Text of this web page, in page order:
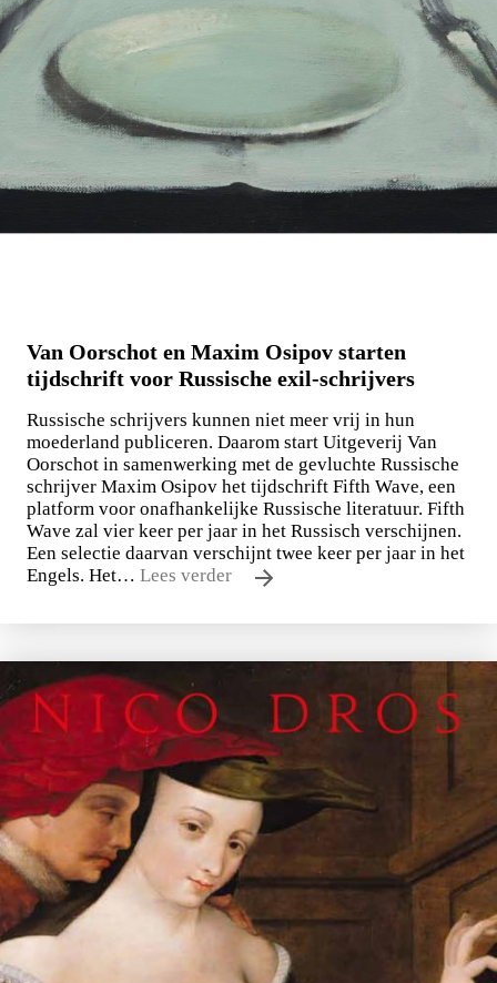
Van Oorschot en Maxim Osipov starten
tijdschrift voor Russische exil-schrijvers
Russische schrijvers kunnen niet meer vrij in hun
moederland publiceren. Daarom start Uitgeverij Van
Oorschot in samenwerking met de gevluchte Russische
schrijver Maxim Osipov het tijdschrift Fifth Wave, een
platform voor onafhankelijke Russische literatuur. Fifth
Wave zal vier keer per jaar in het Russisch verschijnen.
Een selectie daarvan verschijnt twee keer per jaar in het
Engels. Het… Lees verder